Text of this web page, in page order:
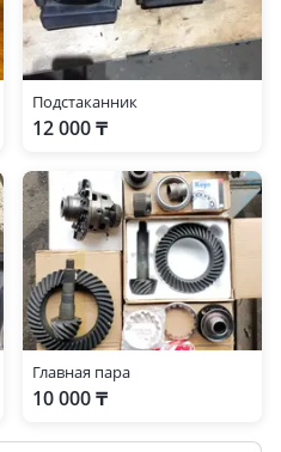
Подстаканник
12 000 ₸
Главная пара
10 000 ₸